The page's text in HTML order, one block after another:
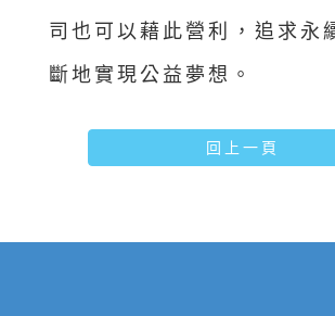
司也可以藉此營利，追求永
斷地實現公益夢想。
回上一頁